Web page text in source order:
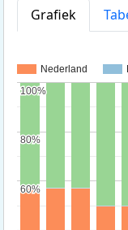
Grafiek
Nederland
60%
60%
80%
80%
100%
100%